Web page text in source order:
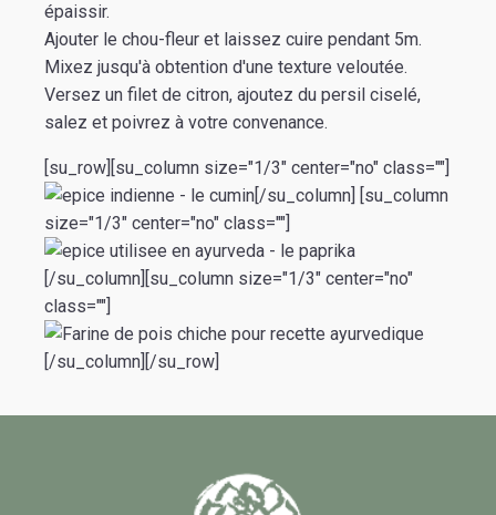
épaissir.
Ajouter le chou-fleur et laissez cuire pendant 5m.
Mixez jusqu'à obtention d'une texture veloutée.
Versez un filet de citron, ajoutez du persil ciselé,
salez et poivrez à votre convenance.
[su_row][su_column size="1/3" center="no" class=""]
[/su_column] [su_column
size="1/3" center="no" class=""]
[/su_column][su_column size="1/3" center="no"
class=""]
[/su_column][/su_row]